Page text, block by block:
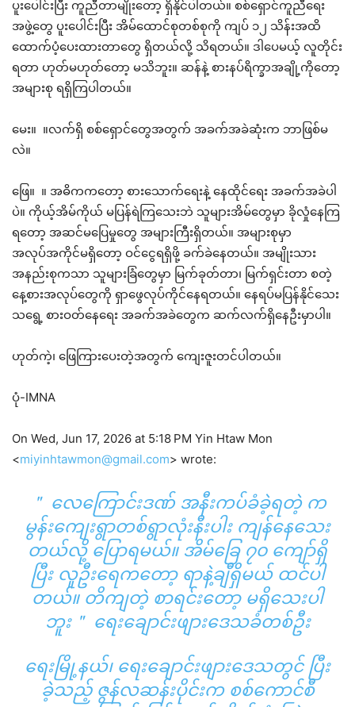
ပူးပေါင်းပြီး ကူညီတာမျိုးတော့ ရှိနိုင်ပါတယ်။ စစ်ရှောင်ကူညီရေး
အဖွဲ့တွေ ပူးပေါင်းပြီး အိမ်ထောင်စုတစ်စုကို ကျပ် ၁၂ သိန်းအထိ
ထောက်ပံ့ပေးထားတာတွေ ရှိတယ်လို့ သိရတယ်။ ဒါပေမယ့် လူတိုင်း
ရတာ ဟုတ်မဟုတ်တော့ မသိဘူး။ ဆန်နဲ့ စားနပ်ရိက္ခာအချို့ကိုတော့
အများစု ရရှိကြပါတယ်။
မေး။ ။လက်ရှိ စစ်ရှောင်တွေအတွက် အခက်အခဲဆုံးက ဘာဖြစ်မ
လဲ။
ဖြေ။ ။ အဓိကကတော့ စားသောက်ရေးနဲ့ နေထိုင်ရေး အခက်အခဲပါ
ပဲ။ ကိုယ့်အိမ်ကိုယ် မပြန်ရဲကြသေးဘဲ သူများအိမ်တွေမှာ ခိုလှုံနေကြ
ရတော့ အဆင်မပြေမှုတွေ အများကြီးရှိတယ်။ အများစုမှာ
အလုပ်အကိုင်မရှိတော့ ဝင်ငွေရရှိဖို့ ခက်ခဲနေတယ်။ အမျိုးသား
အနည်းစုကသာ သူများခြံတွေမှာ မြက်ခုတ်တာ၊ မြက်ရှင်းတာ စတဲ့
နေ့စားအလုပ်တွေကို ရှာဖွေလုပ်ကိုင်နေရတယ်။ နေရပ်မပြန်နိုင်သေး
သရွေ့ စားဝတ်နေရေး အခက်အခဲတွေက ဆက်လက်ရှိနေဦးမှာပါ။
ဟုတ်ကဲ့၊ ဖြေကြားပေးတဲ့အတွက် ကျေးဇူးတင်ပါတယ်။
ပုံ-IMNA
On Wed, Jun 17, 2026 at 5:18 PM Yin Htaw Mon
<miyinhtawmon@gmail.com> wrote:
＂ လေကြောင်းဒဏ် အနီးကပ်ခံခဲ့ရတဲ့ က
မွန်းကျေးရွာတစ်ရွာလုံးနီးပါး ကျန်နေသေး
တယ်လို့ ပြောရမယ်။ အိမ်ခြေ ၇၀ ကျော်ရှိ
ပြီး လူဦးရေကတော့ ရာနဲ့ချီရှိမယ် ထင်ပါ
တယ်။ တိကျတဲ့ စာရင်းတော့ မရှိသေးပါ
ဘူး＂ ရေးချောင်းဖျားဒေသခံတစ်ဦး
ရေးမြို့နယ်၊ ရေးချောင်းဖျားဒေသတွင် ပြီး
ခဲ့သည့် ဇွန်လဆန်းပိုင်းက စစ်ကောင်စီ